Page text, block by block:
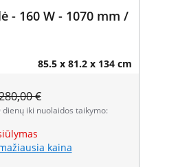
- 160 W - 1070 mm /
85.5 x 81.2 x 134 cm
€
iki nuolaidos taikymo:
kaina